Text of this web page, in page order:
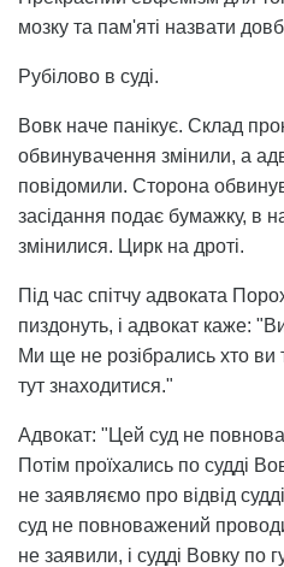
мозку та пам'яті назвати
Рубілово в суді.
Вовк наче панікує. Склад
обвинувачення змінили, а
повідомили. Сторона
засідання подає бумажку, в
змінилися. Цирк на дротi.
Під час спітчу адвоката
пиздонуть, і адвокат каже:
Ми ще не розібрались хто ви
тут знаходитися."
Адвокат: "Цей суд не
Потім проїхались по судді
не заявляємо про відвід
суд не повноважений
не заявили, і судді Вовку по